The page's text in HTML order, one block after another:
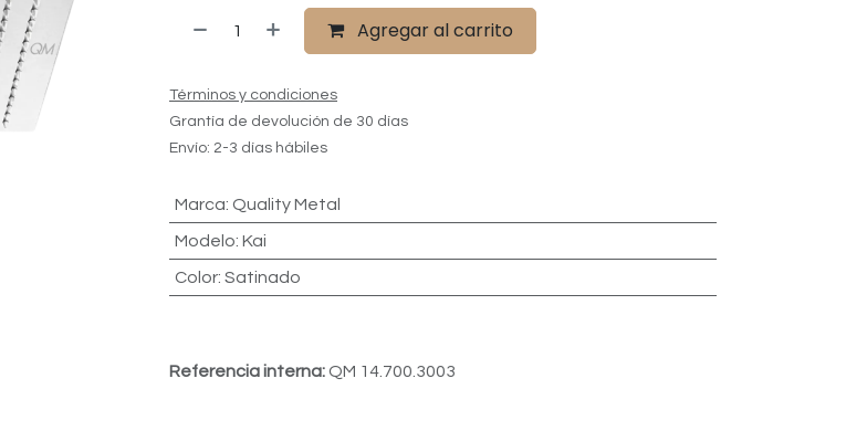
Agregar al carrito
Términos y condiciones
Grantía de devolución de 30 días
Envío: 2-3 días hábiles
Marca: Quality Metal
Modelo: Kai
Color: Satinado
Referencia interna: QM 14.700.3003